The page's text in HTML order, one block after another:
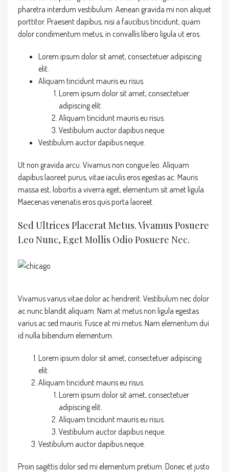
pharetra interdum vestibulum. Aenean gravida mi non aliquet
porttitor. Praesent dapibus, nisi a faucibus tincidunt, quam
dolor condimentum metus, in convallis libero ligula ut eros.
Lorem ipsum dolor sit amet, consectetuer adipiscing
elit.
Aliquam tincidunt mauris eu risus.
Lorem ipsum dolor sit amet, consectetuer
adipiscing elit.
Aliquam tincidunt mauris eu risus.
Vestibulum auctor dapibus neque.
Vestibulum auctor dapibus neque.
Ut non gravida arcu. Vivamus non congue leo. Aliquam
dapibus laoreet purus, vitae iaculis eros egestas ac. Mauris
massa est, lobortis a viverra eget, elementum sit amet ligula.
Maecenas venenatis eros quis porta laoreet.
Sed Ultrices Placerat Metus. Vivamus Posuere
Leo Nunc, Eget Mollis Odio Posuere Nec.
Vivamus varius vitae dolor ac hendrerit. Vestibulum nec dolor
ac nunc blandit aliquam. Nam at metus non ligula egestas
varius ac sed mauris. Fusce at mi metus. Nam elementum dui
id nulla bibendum elementum.
Lorem ipsum dolor sit amet, consectetuer adipiscing
elit.
Aliquam tincidunt mauris eu risus.
Lorem ipsum dolor sit amet, consectetuer
adipiscing elit.
Aliquam tincidunt mauris eu risus.
Vestibulum auctor dapibus neque.
Vestibulum auctor dapibus neque.
Proin sagittis dolor sed mi elementum pretium. Donec et justo